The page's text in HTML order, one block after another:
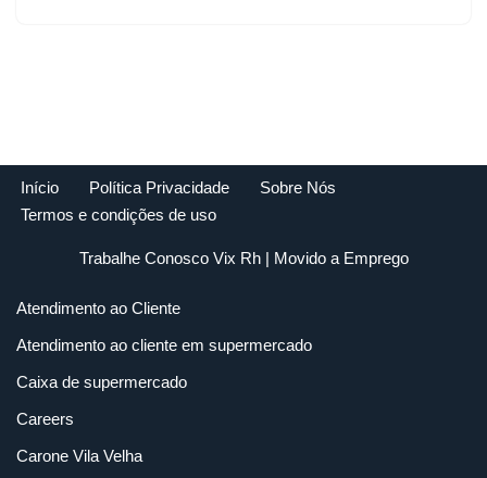
Início Política Privacidade
Sobre Nós
Termos e condições de uso
Trabalhe Conosco Vix Rh| Movido a Emprego
Atendimento ao Cliente
Atendimento ao cliente em supermercado
Caixa de supermercado
Careers
Carone Vila Velha